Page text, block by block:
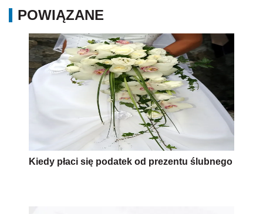
POWIĄZANE
Kiedy płaci się podatek od prezentu ślubnego